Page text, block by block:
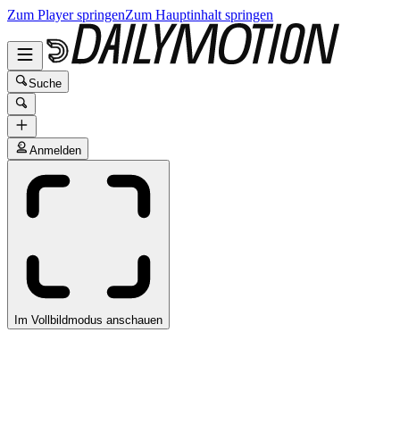
Zum Player springenZum Hauptinhalt springen
Suche
Anmelden
Im Vollbildmodus anschauen